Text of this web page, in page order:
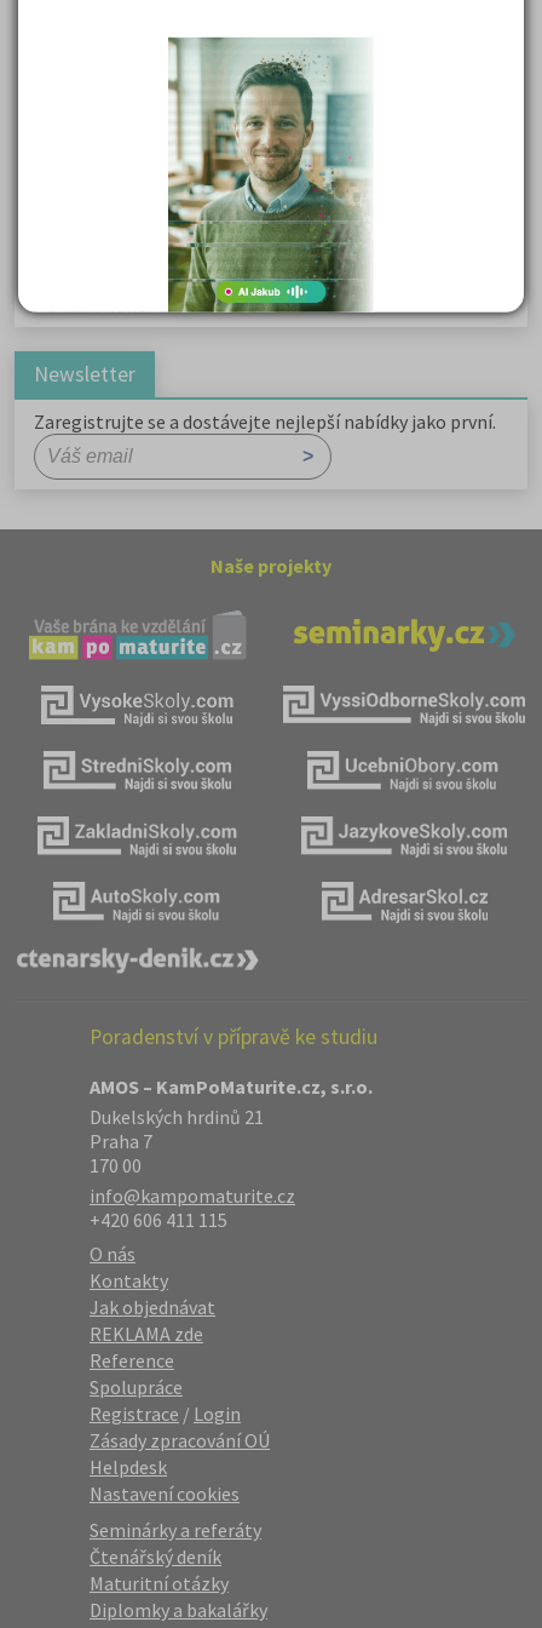
Kritika hry M. L. King v Salesiánském divadle
Důležité reakce organických sloučenin a jejich význam
Zákonitosti v elektronové struktuře
Základní charakteristiky obyvatelstva a geografie sídel
Karel Hynek Mácha: Máj
Karel Havlíček Borovský: Tyrolské elegie
Romain Rolland: Petr a Lucie
Newsletter
Zaregistrujte se a dostávejte nejlepší nabídky jako první.
Naše projekty
Poradenství v přípravě ke studiu
AMOS – KamPoMaturite.cz, s.r.o.
Dukelských hrdinů 21
Praha 7
170 00
info@kampomaturite.cz
+420 606 411 115
O nás
Kontakty
Jak objednávat
REKLAMA zde
Reference
Spolupráce
Registrace / Login
Zásady zpracování OÚ
Helpdesk
Nastavení cookies
Seminárky a referáty
Čtenářský deník
Maturitní otázky
Diplomky a bakalářky